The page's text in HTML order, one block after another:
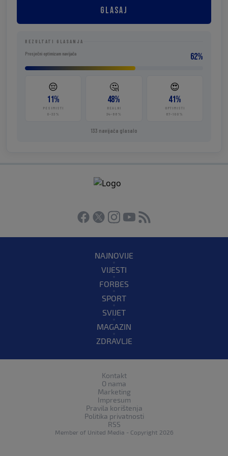
GLASAJ
REZULTATI GLASANJA
Prosječni optimizam navijača 62%
😔
11%
PESIMISTI
0–33%
🤔
48%
REALNI
34–66%
😍
41%
OPTIMISTI
67–100%
133 navijača glasalo
NAJNOVIJE
VIJESTI
FORBES
SPORT
SVIJET
MAGAZIN
ZDRAVLJE
Kontakt
O nama
Marketing
Impresum
Pravila korištenja
Politika privatnosti
RSS
Member of United Media - Copyright 2026